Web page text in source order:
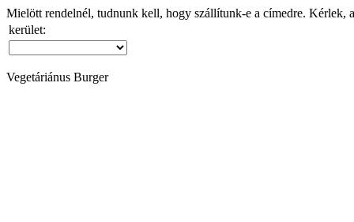
Mielött rendelnél, tudnunk kell, hogy szállítunk-e a címedre. Kérlek,
kerület:
Vegetáriánus Burger